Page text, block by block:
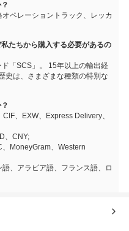
ペレーショントラック、レッカ
たちから購入する必要があるの
「SCS」。 15年以上の輸出経
史は、さまざまな種類の特別な
、EXW、Express Delivery、
、CNY;
MoneyGram、Western
、アラビア語、フランス語、ロ